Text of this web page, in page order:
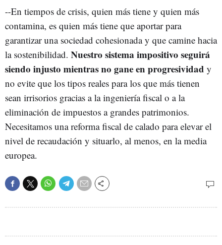
--En tiempos de crisis, quien más tiene y quien más
contamina, es quien más tiene que aportar para
garantizar una sociedad cohesionada y que camine hacia
la sostenibilidad. Nuestro sistema impositivo seguirá
siendo injusto mientras no gane en progresividad y
no evite que los tipos reales para los que más tienen
sean irrisorios gracias a la ingeniería fiscal o a la
eliminación de impuestos a grandes patrimonios.
Necesitamos una reforma fiscal de calado para elevar el
nivel de recaudación y situarlo, al menos, en la media
europea.